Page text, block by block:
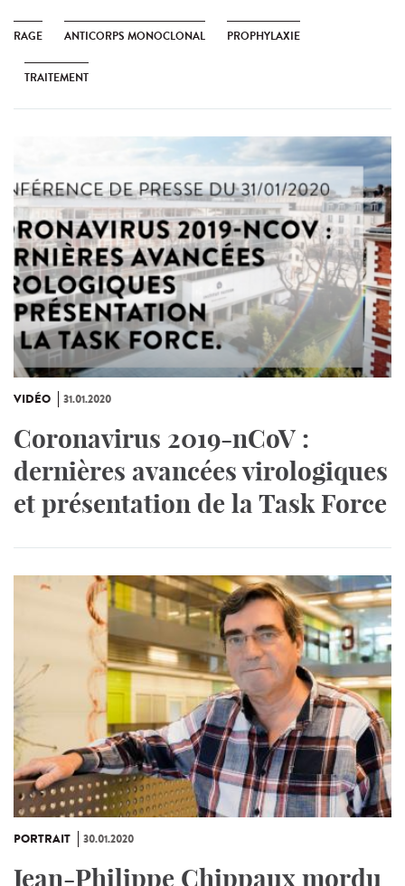
RAGE ANTICORPS MONOCLONAL PROPHYLAXIE
TRAITEMENT
VIDÉO 31.01.2020
Coronavirus 2019-nCoV :
dernières avancées virologiques
et présentation de la Task Force
PORTRAIT 30.01.2020
Jean-Philippe Chippaux mordu